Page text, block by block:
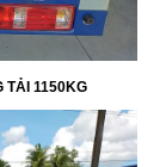
TẢI 1150KG